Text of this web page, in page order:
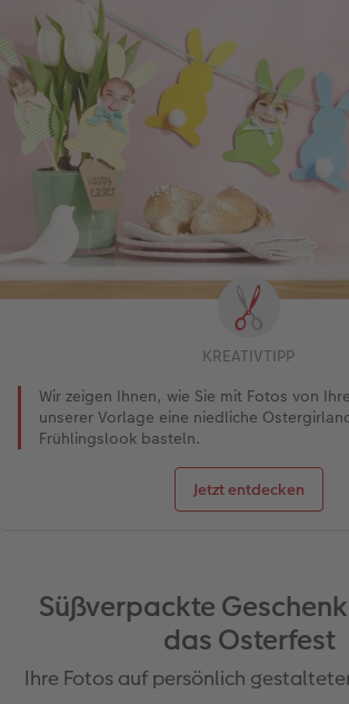
KREATIVTIPP
Wir zeigen Ihnen, wie Sie mit Fotos von
unserer Vorlage eine niedliche
Frühlingslook basteln.
Jetzt entdecken
Süßverpackte
das Osterfest
Ihre Fotos auf persönlich